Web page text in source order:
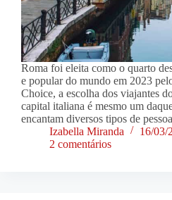
Roma foi eleita como o quarto
e popular do mundo em 2023
Choice, a escolha dos viajantes
capital italiana é mesmo um
encantam diversos tipos de
Izabella Miranda
16/03/
2 comentários